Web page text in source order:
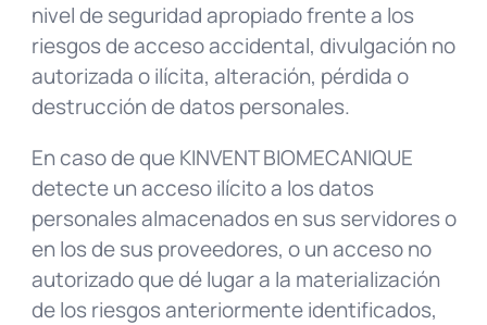
nivel de seguridad apropiado frente a los
riesgos de acceso accidental, divulgación no
autorizada o ilícita, alteración, pérdida o
destrucción de datos personales.
En caso de que KINVENT BIOMECANIQUE
detecte un acceso ilícito a los datos
personales almacenados en sus servidores o
en los de sus proveedores, o un acceso no
autorizado que dé lugar a la materialización
de los riesgos anteriormente identificados,